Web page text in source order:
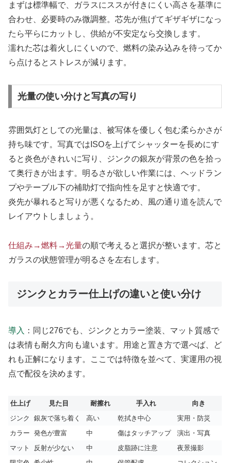
まずは標準幅で、ガラスにススが付きにくい高さを基準に
合わせ、必要時のみ微調整。芯先が焦げてギザギザになっ
たら平らにカットし、供給が不安定なら交換します。
濡れた芯は着火しにくいので、燃料の染み込みを待ってか
ら点けるとストレスが減ります。
光量の使い分けと写真の写り
雰囲気灯としての光量は、被写体を優しく包む柔らかさが
持ち味です。写真ではISOを上げてシャッターを長めにす
ると炎色がきれいに写り、ジンクの銀灰が背景の色を拾っ
て奥行きが出ます。明るさが欲しい作業には、ヘッドラン
プやテーブル下の補助灯で指向性を足すと快適です。
炎先が暴れると写りが悪くなるため、風の通り道を読んで
レイアウトしましょう。
仕組み→燃料→光量の順で考えると選択が整います。芯と
ガラスの状態管理が明るさを左右します。
ジンクとカラー仕上げの違いと使い分け
導入 ：同じ276でも、ジンクとカラー塗装、マット質感で
は表情も耐久方向も違います。用途と置き方で選べば、ど
れも正解になります。ここでは特徴を並べて、実運用の視
点で配役を決めます。
仕上げ 見た目 耐擦れ 手入れ
向き
ジンク
銀灰で落ち着く 高い 乾拭き中心
実用・防災
カラー 発色が豊富 中 傷はタッチアップ
演出・写真
マット
反射が少ない 中 皮脂跡に注意
夜景撮影